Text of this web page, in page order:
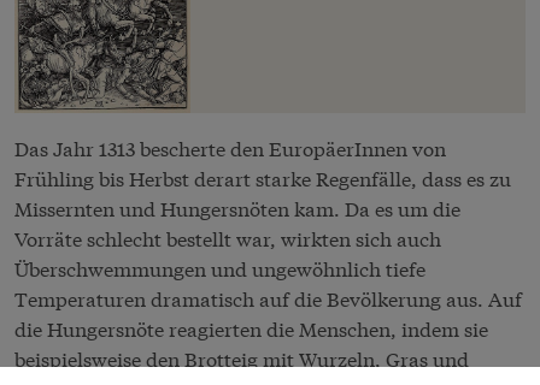
Das Jahr 1313 bescherte den EuropäerInnen von
Frühling bis Herbst derart starke Regenfälle, dass es zu
Missernten und Hungersnöten kam. Da es um die
Vorräte schlecht bestellt war, wirkten sich auch
Überschwemmungen und ungewöhnlich tiefe
Temperaturen dramatisch auf die Bevölkerung aus. Auf
die Hungersnöte reagierten die Menschen, indem sie
beispielsweise den Brotteig mit Wurzeln, Gras und